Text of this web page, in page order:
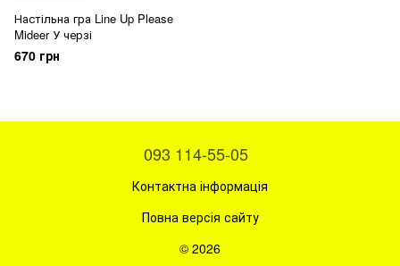
Настільна гра Line Up Please
Mideer У черзі
670 грн
093 114-55-05
Контактна інформація
Повна версія сайту
© 2026